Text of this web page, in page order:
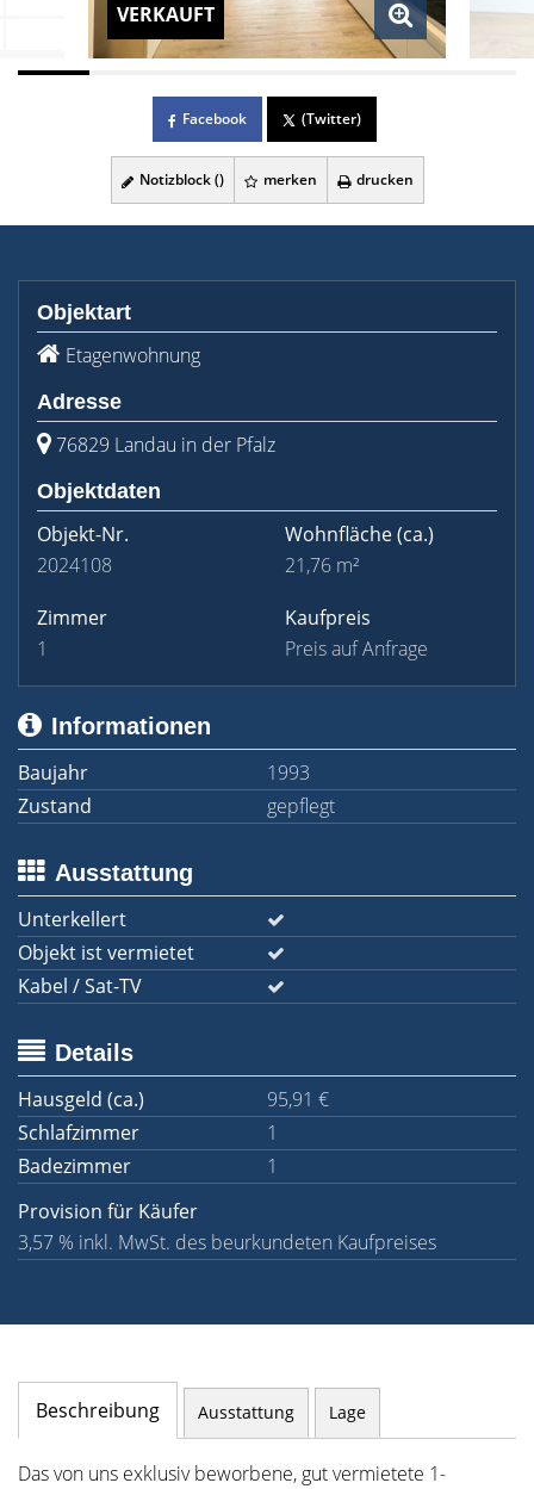
VERKAUFT
Facebook (Twitter)
Notizblock () merken drucken
Objektart
Etagenwohnung
Adresse
76829 Landau in der Pfalz
Objektdaten
Objekt-Nr.
2024108
Wohnfläche(ca.)
21,76 m²
Zimmer
1
Kaufpreis
Preis auf Anfrage
Informationen
Baujahr
1993
Zustand
gepflegt
Ausstattung
Unterkellert
Objekt ist vermietet
Kabel / Sat-TV
Details
Hausgeld (ca.)
95,91 €
Schlafzimmer
1
Badezimmer
1
Provision für Käufer
3,57 % inkl. MwSt. des beurkundeten Kaufpreises
Beschreibung Ausstattung Lage
Das von uns exklusiv beworbene, gut vermietete 1-